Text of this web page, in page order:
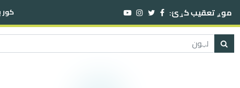
موږ تعقیب کړئ: کور